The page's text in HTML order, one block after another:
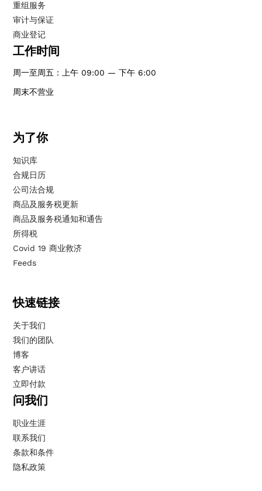
重组服务
审计与保证
商业登记
工作时间
周一至周五：上午 09:00 — 下午 6:00
周末不营业
为了你
知识库
合规日历
公司法合规
商品及服务税更新
商品及服务税通知和通告
所得税
Covid 19 商业救济
Feeds
快速链接
关于我们
我们的团队
博客
客户讲话
立即付款
问我们
职业生涯
联系我们
条款和条件
隐私政策